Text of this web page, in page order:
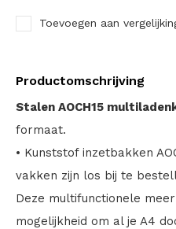
Toevoegen aan
Productomschrijving
Stalen AOCH15
formaat.
• Kunststof inzetbakken
vakken zijn los bij te
Deze multifunctionele
mogelijkheid om al je A4